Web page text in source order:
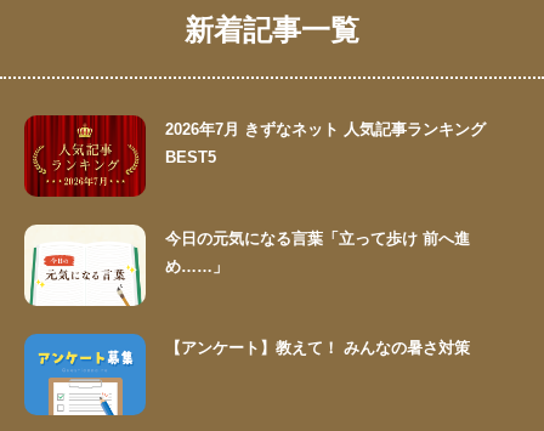
新着記事一覧
2026年7月 きずなネット 人気記事ランキング
BEST5
今日の元気になる言葉「立って歩け 前へ進
め……」
【アンケート】教えて！ みんなの暑さ対策